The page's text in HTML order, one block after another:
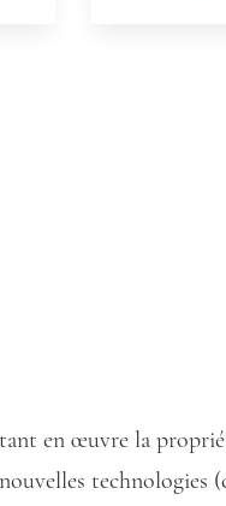
en œuvre la
technologies